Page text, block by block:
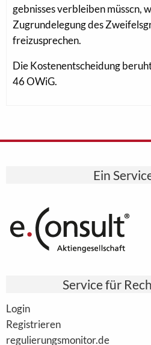
gebnisses verbleiben müsscn,
Zugrundelegung des
freizusprechen.
Die Kostenentscheidung
46 OWiG.
Ein
Service für
Login
Registrieren
regulierungsmonitor.de